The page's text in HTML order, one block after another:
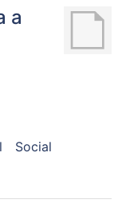
a
Social